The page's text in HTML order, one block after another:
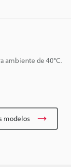
ambiente de 40°C.
modelos